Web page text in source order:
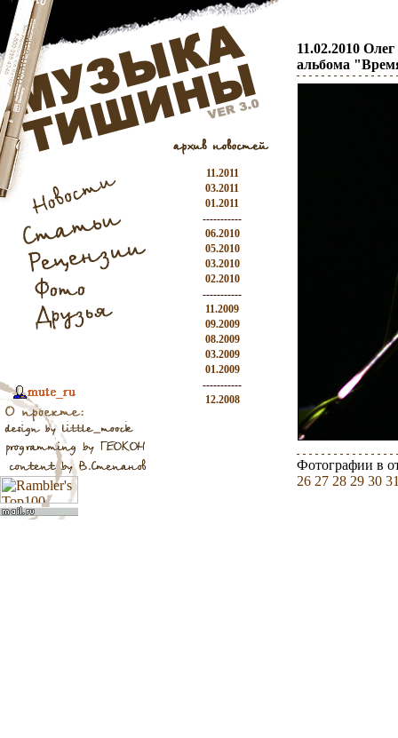
11.2011
03.2011
01.2011
-----------
06.2010
05.2010
03.2010
02.2010
-----------
11.2009
09.2009
08.2009
03.2009
01.2009
-----------
12.2008
11.02.2010
альбома
Фотографии в
26 27 28 29 30